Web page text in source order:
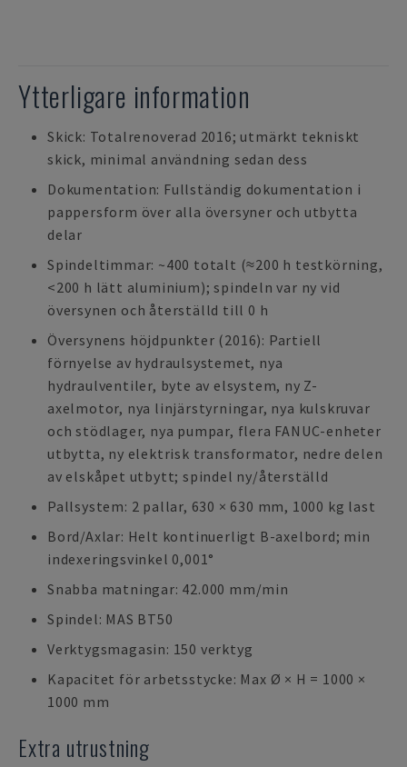
Ytterligare information
Skick: Totalrenoverad 2016; utmärkt tekniskt
skick, minimal användning sedan dess
Dokumentation: Fullständig dokumentation i
pappersform över alla översyner och utbytta
delar
Spindeltimmar: ~400 totalt (≈200 h testkörning,
<200 h lätt aluminium); spindeln var ny vid
översynen och återställd till 0 h
Översynens höjdpunkter (2016): Partiell
förnyelse av hydraulsystemet, nya
hydraulventiler, byte av elsystem, ny Z-
axelmotor, nya linjärstyrningar, nya kulskruvar
och stödlager, nya pumpar, flera FANUC-enheter
utbytta, ny elektrisk transformator, nedre delen
av elskåpet utbytt; spindel ny/återställd
Pallsystem: 2 pallar, 630 × 630 mm, 1000 kg last
Bord/Axlar: Helt kontinuerligt B-axelbord; min
indexeringsvinkel 0,001°
Snabba matningar: 42.000 mm/min
Spindel: MAS BT50
Verktygsmagasin: 150 verktyg
Kapacitet för arbetsstycke: Max Ø × H = 1000 ×
1000 mm
Extra utrustning